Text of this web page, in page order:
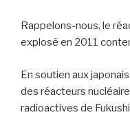
Rappelons-nous, le
explosé en 2011
En soutien aux
des réacteurs
radioactives de